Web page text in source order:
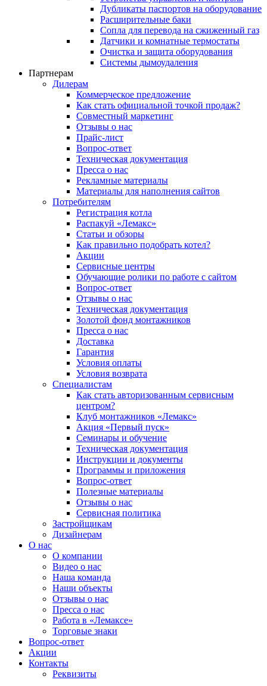
Дубликаты паспортов на оборудование
Расширительные баки
Сопла для перевода на сжиженный газ
Датчики и комнатные термостаты
Очистка и защита оборудования
Системы дымоудаления
Партнерам
Дилерам
Коммерческое предложение
Как стать официальной точкой продаж?
Совместный маркетинг
Отзывы о нас
Прайс-лист
Вопрос-ответ
Техническая документация
Пресса о нас
Рекламные материалы
Материалы для наполнения сайтов
Потребителям
Регистрация котла
Распакуй «Лемакс»
Статьи и обзоры
Как правильно подобрать котел?
Акции
Сервисные центры
Обучающие ролики по работе с сайтом
Вопрос-ответ
Отзывы о нас
Техническая документация
Золотой фонд монтажников
Пресса о нас
Доставка
Гарантия
Условия оплаты
Условия возврата
Специалистам
Как стать авторизованным сервисным
центром?
Клуб монтажников «Лемакс»
Акция «Первый пуск»
Семинары и обучение
Техническая документация
Инструкции и документы
Программы и приложения
Вопрос-ответ
Полезные материалы
Отзывы о нас
Сервисная политика
Застройщикам
Дизайнерам
О нас
О компании
Видео о нас
Наша команда
Наши объекты
Отзывы о нас
Пресса о нас
Работа в «Лемаксе»
Торговые знаки
Вопрос-ответ
Акции
Контакты
Реквизиты